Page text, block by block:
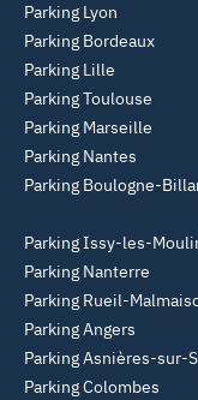
Parking Lyon
Parking Bordeaux
Parking Lille
Parking Toulouse
Parking Marseille
Parking Nantes
Parking Boulogne-
Parking Issy-les-
Parking Nanterre
Parking Rueil-
Parking Angers
Parking Asnières-sur-
Parking Colombes